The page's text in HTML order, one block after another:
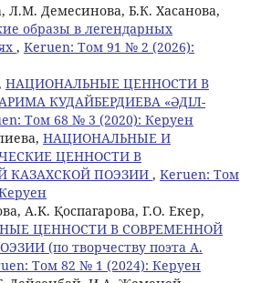
Л.М. Демесинова, Б.К. Хасанова,
образы в легендарных
, Keruen: Том 91 № 2 (2026):
НАЦИОНАЛЬНЫЕ ЦЕННОСТИ В
КУДАЙБЕРДИЕВА «ӘДІЛ-
Том 68 № 3 (2020): Керуен
НАЦИОНАЛЬНЫЕ И
ЦЕННОСТИ В
КАЗАХСКОЙ ПОЭЗИИ , Keruen: Том
A.K. Қоспагарова, Г.О. Екер,
ЦЕННОСТИ В СОВРЕМЕННОЙ
(по творчеству поэта А.
Том 82 № 1 (2024): Керуен